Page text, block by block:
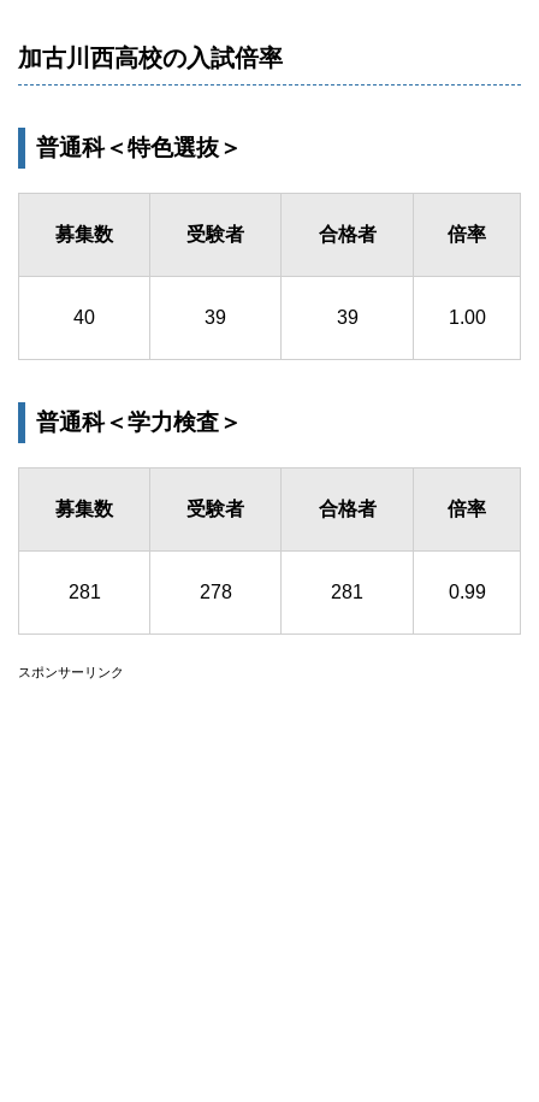
加古川西高校の入試倍率
普通科＜特色選抜＞
募集数 受験者 合格者 倍率
40 39 39 1.00
普通科＜学力検査＞
募集数 受験者 合格者 倍率
281 278 281 0.99
スポンサーリンク